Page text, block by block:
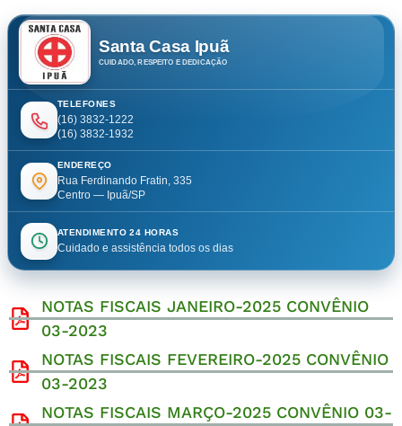
Santa Casa Ipuã
CUIDADO, RESPEITO E DEDICAÇÃO
TELEFONES
(16) 3832-1222
(16) 3832-1932
ENDEREÇO
Rua Ferdinando Fratin, 335
Centro — Ipuã/SP
ATENDIMENTO 24 HORAS
Cuidado e assistência todos os dias
NOTAS FISCAIS JANEIRO-2025 CONVÊNIO
03-2023
NOTAS FISCAIS FEVEREIRO-2025 CONVÊNIO
03-2023
NOTAS FISCAIS MARÇO-2025 CONVÊNIO 03-